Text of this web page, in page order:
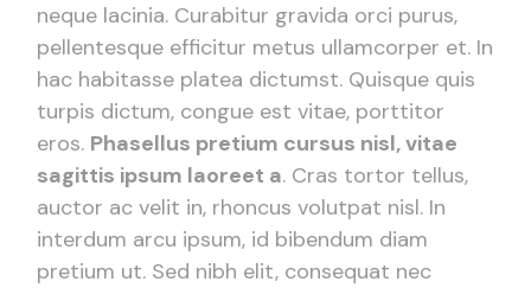
neque lacinia. Curabitur gravida orci purus,
pellentesque efficitur metus ullamcorper et. In
hac habitasse platea dictumst. Quisque quis
turpis dictum, congue est vitae, porttitor
eros. Phasellus pretium cursus nisl, vitae
sagittis ipsum laoreet a. Cras tortor tellus,
auctor ac velit in, rhoncus volutpat nisl. In
interdum arcu ipsum, id bibendum diam
pretium ut. Sed nibh elit, consequat nec